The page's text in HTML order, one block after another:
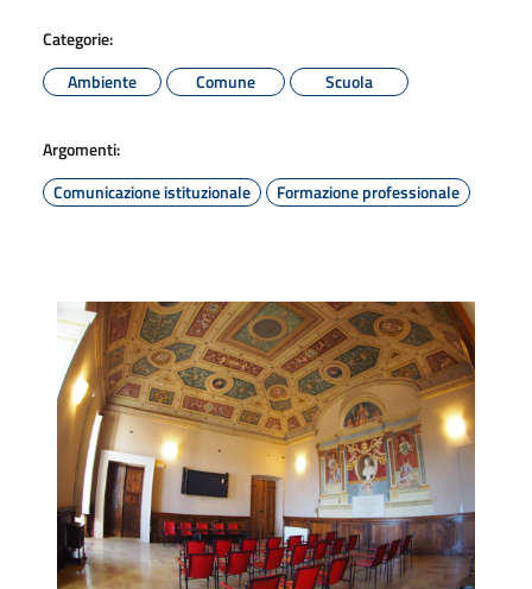
Categorie:
Ambiente
Comune Scuola
Argomenti:
Comunicazione istituzionale
Formazione professionale